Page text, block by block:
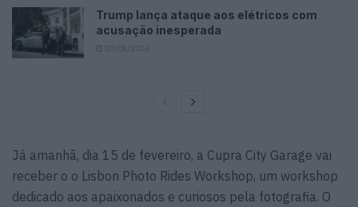
Trump lança ataque aos elétricos com
acusação inesperada
Já amanhã, dia 15 de fevereiro, a Cupra City Garage vai
receber o o Lisbon Photo Rides Workshop, um workshop
dedicado aos apaixonados e curiosos pela fotografia. O